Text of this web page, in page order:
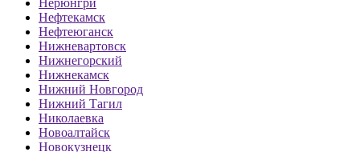
Нерюнгри
Нефтекамск
Нефтеюганск
Нижневартовск
Нижнегорский
Нижнекамск
Нижний Новгород
Нижний Тагил
Николаевка
Новоалтайск
Новокузнецк